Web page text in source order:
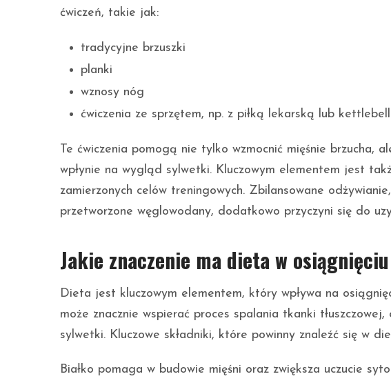
ćwiczeń, takie jak:
tradycyjne brzuszki
planki
wznosy nóg
ćwiczenia ze sprzętem, np. z piłką lekarską lub kettlebell
Te ćwiczenia pomogą nie tylko wzmocnić mięśnie brzucha,
wpłynie na wygląd sylwetki. Kluczowym elementem jest
zamierzonych celów treningowych. Zbilansowane
przetworzone węglowodany, dodatkowo przyczyni się do
Jakie znaczenie ma dieta w
Dieta jest kluczowym elementem, który wpływa na
może znacznie wspierać proces spalania tkanki
sylwetki. Kluczowe składniki, które powinny znaleźć się w
Białko pomaga w budowie mięśni oraz zwiększa uczucie